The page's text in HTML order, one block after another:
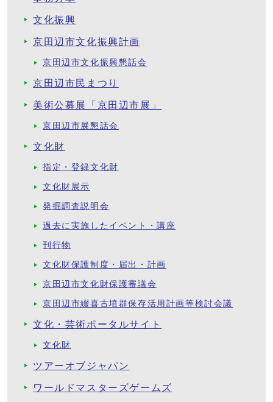
文化振興
京田辺市文化振興計画
京田辺市文化振興懇話会
京田辺市民まつり
美術公募展「京田辺市展」
京田辺市展懇話会
文化財
指定・登録文化財
文化財展示
発掘調査説明会
過去に実施したイベント・講座
刊行物
文化財保護制度・届出・計画
京田辺市文化財保護審議会
京田辺市綴喜古墳群保存活用計画等検討会議
文化・芸術ポータルサイト
文化財
ツアーオブジャパン
ワールドマスターズゲームズ